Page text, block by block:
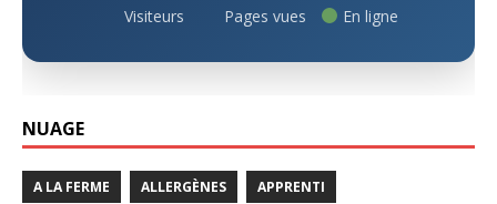
Visiteurs Pages vues En ligne
NUAGE
A LA FERME ALLERGÈNES APPRENTI